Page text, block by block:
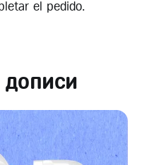
el pedido.